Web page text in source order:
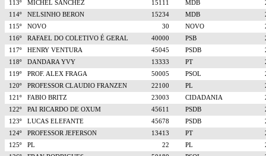
113º
MICHEL SANCHEZ 15111 MDB
114º
NELSINHO BERON 15234 MDB
115º
NOVO 30 NOVO
116º
RAFAEL DO COLETIVO É GERAL 40000 PSB
117º
HENRY VENTURA 45045 PSDB
118º
DANDARA YVY 13333 PT
119º
PROF. ALEX FRAGA 50005 PSOL
120º
PROFESSOR CLAUDIO FRANZEN 22100 PL
121º
FABIO BRITZ 23003 CIDADANIA
122º
PAI RICARDO DE OXUM 45611 PSDB
123º
LUCAS ELEFANTE 45678 PSDB
124º
PROFESSOR JEFERSON 13413 PT
125º
PL 22 PL